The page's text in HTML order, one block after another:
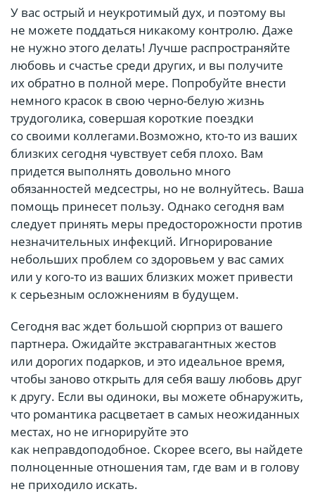
У вас острый и неукротимый дух, и поэтому вы
не можете поддаться никакому контролю. Даже
не нужно этого делать! Лучше распространяйте
любовь и счастье среди других, и вы получите
их обратно в полной мере. Попробуйте внести
немного красок в свою черно-белую жизнь
трудоголика, совершая короткие поездки
со своими коллегами.Возможно, кто-то из ваших
близких сегодня чувствует себя плохо. Вам
придется выполнять довольно много
обязанностей медсестры, но не волнуйтесь. Ваша
помощь принесет пользу. Однако сегодня вам
следует принять меры предосторожности против
незначительных инфекций. Игнорирование
небольших проблем со здоровьем у вас самих
или у кого-то из ваших близких может привести
к серьезным осложнениям в будущем.
Сегодня вас ждет большой сюрприз от вашего
партнера. Ожидайте экстравагантных жестов
или дорогих подарков, и это идеальное время,
чтобы заново открыть для себя вашу любовь друг
к другу. Если вы одиноки, вы можете обнаружить,
что романтика расцветает в самых неожиданных
местах, но не игнорируйте это
как неправдоподобное. Скорее всего, вы найдете
полноценные отношения там, где вам и в голову
не приходило искать.